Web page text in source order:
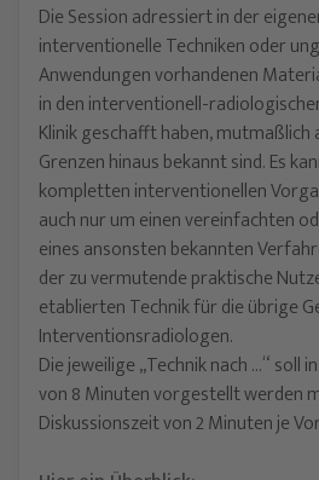
Die Session adressiert in der
interventionelle Techniken oder
Anwendungen vorhandenen
in den interventionell-
Klinik geschafft haben,
Grenzen hinaus bekannt sind. Es
kompletten interventionellen
auch nur um einen vereinfachten
eines ansonsten bekannten
der zu vermutende praktische
etablierten Technik für die übrige
Interventionsradiologen.
Die jeweilige „Technik nach …“ soll
von 8 Minuten vorgestellt werden
Diskussionszeit von 2 Minuten je